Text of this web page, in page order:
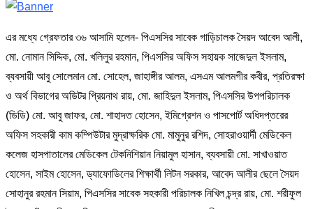
এর মধ্যে গ্রেফতার ৩৬ আসামি হলেন- পিএসসির সাবেক গাড়িচালক সৈয়দ আবেদ আলী,
মো. নোমান সিদ্দিক, মো. খলিলুর রহমান, পিএসসির অফিস সহায়ক সাজেদুল ইসলাম,
ব্যবসায়ী আবু সোলেমান মো. সোহেল, জাহাঙ্গীর আলম, এসএম আলমগীর কবীর, প্রতিরক্ষা
ও অর্থ বিভাগের অডিটর প্রিয়নাথ রায়, মো. জাহিদুল ইসলাম, পিএসসির উপপরিচালক
(ডিডি) মো. আবু জাফর, মো. শাহাদত হোসেন, ইমিগ্রেশন ও পাসপোর্ট অধিদপ্তরের
অফিস সহকারী কাম কম্পিউটার মুদ্রাক্ষরিক মো. মামুনুর রশিদ, সোহরাওয়ার্দী মেডিকেল
কলেজ হাসপাতালের মেডিকেল টেকনিশিয়ান নিয়ামুল হাসান, ব্যবসায়ী মো. সাখাওয়াত
হোসেন, সাইম হোসেন, ড্যাফোডিলের শিক্ষার্থী লিটন সরকার, আবেদ আলীর ছেলে সৈয়দ
সোহানুর রহমান সিয়াম, পিএসসির সাবেক সহকারী পরিচালক নিখিল চন্দ্র রায়, মো. শরীফুল